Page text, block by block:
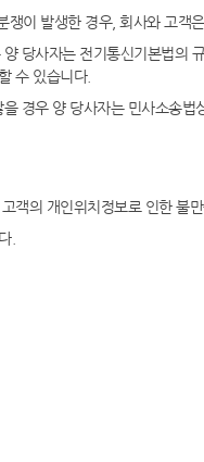
이 발생한 경우, 회사와 고객
당사자는 전기통신기본법의
수 있습니다.
경우 양 당사자는 민사소송
객의 개인위치정보로 인한 불
.